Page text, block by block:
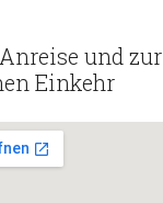
und zur
Einkehr